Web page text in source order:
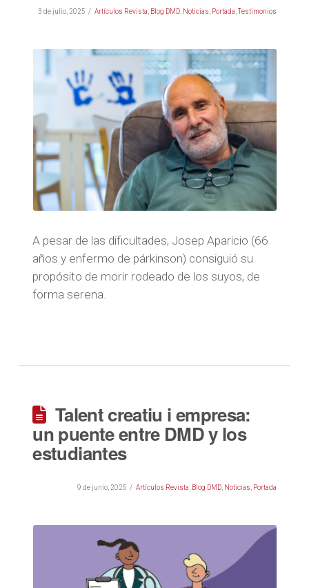
3 de julio, 2025 Artículos Revista Blog DMD, Noticias Portada ,Testimonios
A pesar de las dificultades, Josep Aparicio (66
años y enfermo de párkinson) consiguió su
propósito de morir rodeado de los suyos, de
forma serena.
Talent creatiu i empresa:
un puente entre DMD y los
estudiantes
9 de junio, 2025 Artículos Revista Blog DMD, Noticias Portada